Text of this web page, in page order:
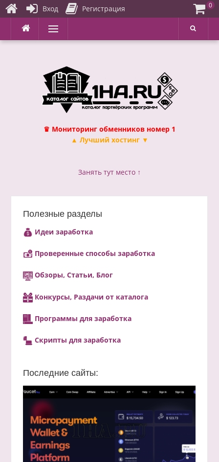
Перейти
содержимому
Меню
♛ Мониторинг обменников номер 1
▲ Лучший хостинг ▼
Занять тут место ↑
Полезные разделы
Идеи заработка
Проверенные способы заработка
Обзоры, Статьи, Блог
Конкурсы, Раздачи от каталога
Программы для заработка
Скрипты для заработка
Последние сайты:
Вход Регистрация 0